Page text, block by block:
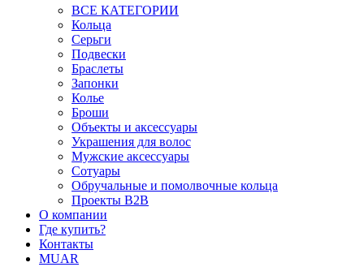
ВСЕ КАТЕГОРИИ
Кольца
Серьги
Подвески
Браслеты
Запонки
Колье
Броши
Объекты и аксессуары
Украшения для волос
Мужские аксессуары
Сотуары
Обручальные и помолвочные кольца
Проекты B2B
О компании
Где купить?
Контакты
MUAR